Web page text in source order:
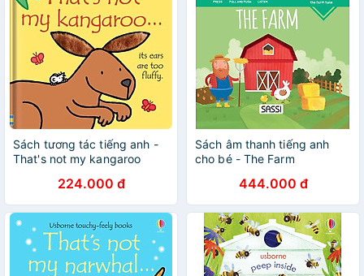
Sách tương tác tiếng anh -
That's not my kangaroo
224.000 đ
Sách âm thanh tiếng anh
cho bé - The Farm
444.000 đ